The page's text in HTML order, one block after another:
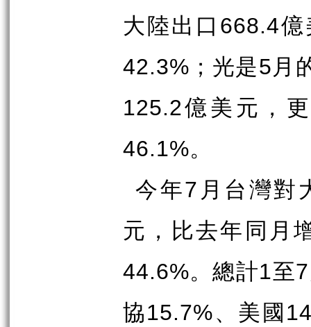
大陸出口 668.4
42.3% ；光是5月
125.2億美元，
46.1%。
今年7 月台灣對
元，比去年同月
44.6%。總計1至7
協15.7%、美國